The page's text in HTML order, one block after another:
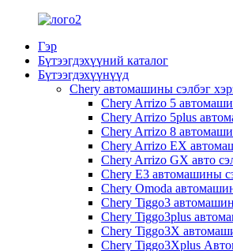
Гэр
Бүтээгдэхүүний каталог
Бүтээгдэхүүнүүд
Chery автомашины сэлбэг
Chery Arrizo 5
Chery Arrizo 5plus
Chery Arrizo 8
Chery Arrizo EX
Chery Arrizo GX авто
Chery E3 автомашины
Chery Omoda
Chery Tiggo3
Chery Tiggo3plus
Chery Tiggo3X
Chery Tiggo3Xplus